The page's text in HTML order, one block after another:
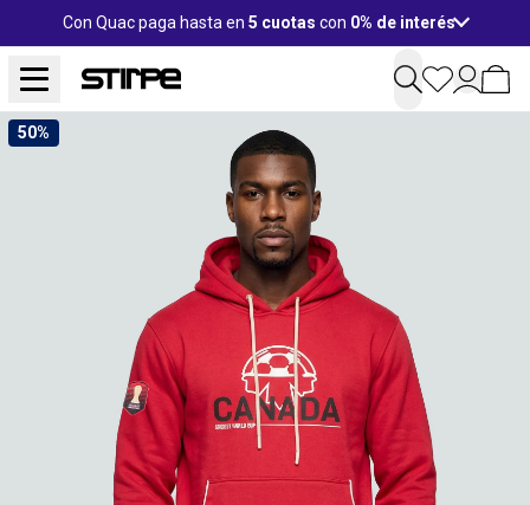
Con Quac paga hasta en 5 cuotas con 0% de interés
50%